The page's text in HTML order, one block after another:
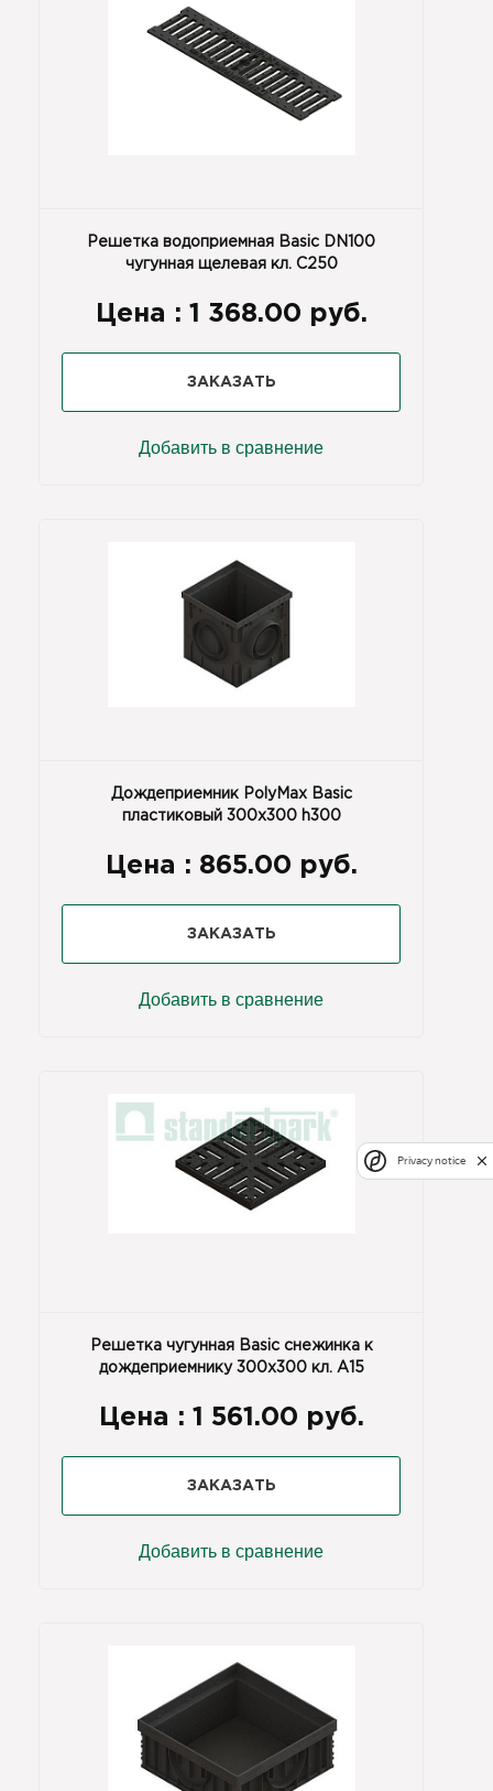
Решетка водоприемная Basic DN100
чугунная щелевая кл. С250
Цена : 1 368.00 руб.
ЗАКАЗАТЬ
Добавить в сравнение
Дождеприемник PolyMax Basic
пластиковый 300х300 h300
Цена : 865.00 руб.
ЗАКАЗАТЬ
Добавить в сравнение
Решетка чугунная Basic снежинка к
дождеприемнику 300x300 кл. А15
Цена : 1 561.00 руб.
ЗАКАЗАТЬ
Добавить в сравнение
Privacy notice